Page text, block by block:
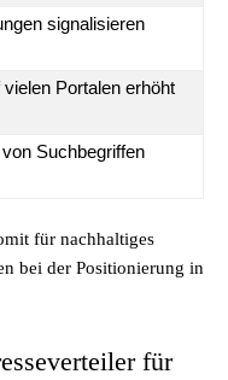
signalisieren
Portalen erhöht
Suchbegriffen
für nachhaltiges
bei der Positionierung in
für